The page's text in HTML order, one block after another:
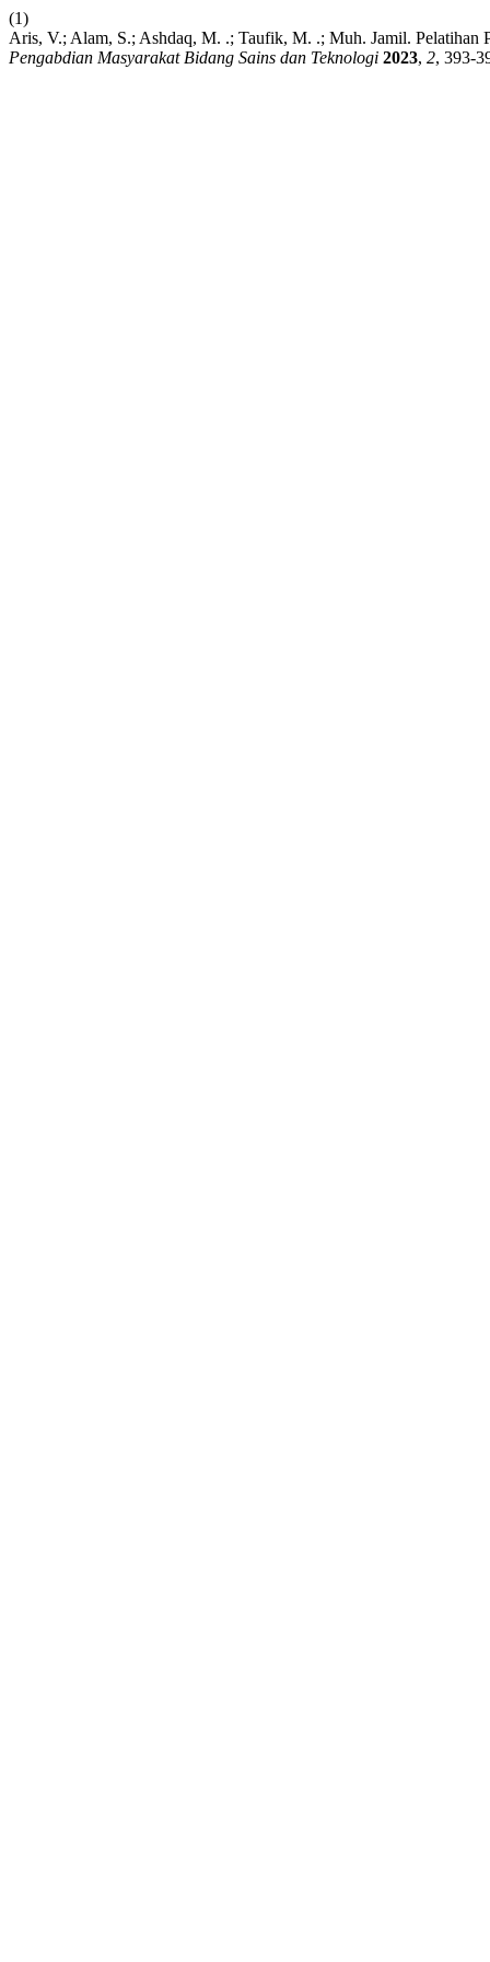
(1)
Aris, V.; Alam, S.; Ashdaq, M. .; Taufik, M. .; Muh. Jamil. Pelatihan
Pengabdian Masyarakat Bidang Sains dan Teknologi 2023, 2, 393-